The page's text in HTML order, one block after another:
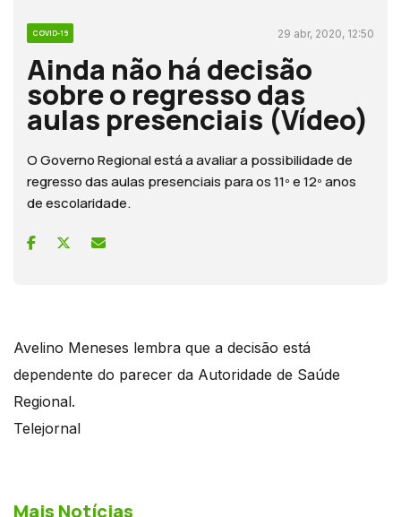
COVID-19 29 abr, 2020, 12:50
Ainda não há decisão
sobre o regresso das
aulas presenciais (Vídeo)
O Governo Regional está a avaliar a possibilidade de
regresso das aulas presenciais para os 11º e 12º anos
de escolaridade.
Avelino Meneses lembra que a decisão está
dependente do parecer da Autoridade de Saúde
Regional.
Telejornal
Mais Notícias